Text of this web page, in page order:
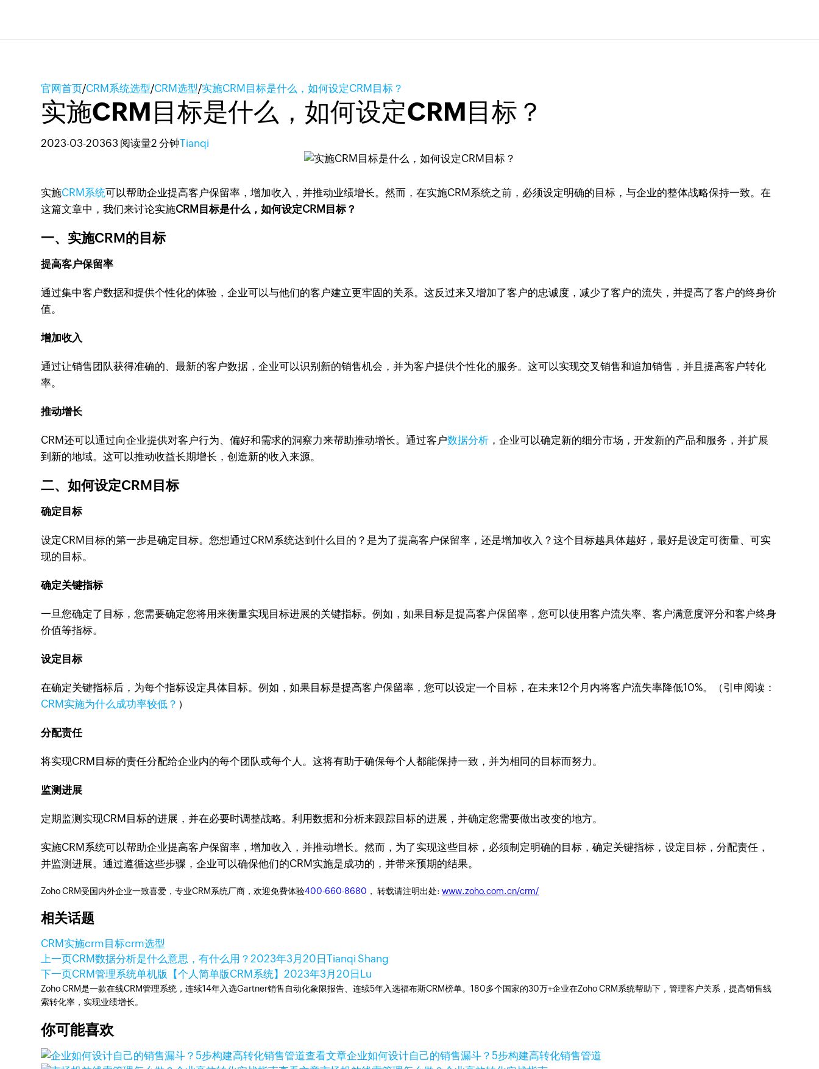
官网首页/CRM系统选型/CRM选型/实施CRM目标是什么，如何设定CRM目标？
实施CRM目标是什么，如何设定CRM目标？
2023-03-20363 阅读量2 分钟Tianqi
实施CRM系统可以帮助企业提高客户保留率，增加收入，并推动业绩增长。然而，在实施CRM系统之前，必须设定明确的目标，与企业的整体战略保持一致。在
这篇文章中，我们来讨论实施CRM目标是什么，如何设定CRM目标？
一、实施CRM的目标
提高客户保留率
通过集中客户数据和提供个性化的体验，企业可以与他们的客户建立更牢固的关系。这反过来又增加了客户的忠诚度，减少了客户的流失，并提高了客户的终身价
值。
增加收入
通过让销售团队获得准确的、最新的客户数据，企业可以识别新的销售机会，并为客户提供个性化的服务。这可以实现交叉销售和追加销售，并且提高客户转化
率。
推动增长
CRM还可以通过向企业提供对客户行为、偏好和需求的洞察力来帮助推动增长。通过客户数据分析 ，企业可以确定新的细分市场，开发新的产品和服务，并扩展
到新的地域。这可以推动收益长期增长，创造新的收入来源。
二、如何设定CRM目标
确定目标
设定CRM目标的第一步是确定目标。您想通过CRM系统达到什么目的？是为了提高客户保留率，还是增加收入？这个目标越具体越好，最好是设定可衡量、可实
现的目标。
确定关键指标
一旦您确定了目标，您需要确定您将用来衡量实现目标进展的关键指标。例如，如果目标是提高客户保留率，您可以使用客户流失率、客户满意度评分和客户终身
价值等指标。
设定目标
在确定关键指标后，为每个指标设定具体目标。例如，如果目标是提高客户保留率，您可以设定一个目标，在未来12个月内将客户流失率降低10%。（引申阅读：
CRM实施为什么成功率较低？ ）
分配责任
将实现CRM目标的责任分配给企业内的每个团队或每个人。这将有助于确保每个人都能保持一致，并为相同的目标而努力。
监测进展
定期监测实现CRM目标的进展，并在必要时调整战略。利用数据和分析来跟踪目标的进展，并确定您需要做出改变的地方。
实施CRM系统可以帮助企业提高客户保留率，增加收入，并推动增长。然而，为了实现这些目标，必须制定明确的目标，确定关键指标，设定目标，分配责任，
并监测进展。通过遵循这些步骤，企业可以确保他们的CRM实施是成功的，并带来预期的结果。
Zoho CRM受国内外企业一致喜爱，专业CRM系统厂商，欢迎免费体验400-660-8680 ， 转载请注明出处:www.zoho.com.cn/crm/
相关话题
CRM实施crm目标crm选型
上一页CRM数据分析是什么意思，有什么用？2023年3月20日Tianqi Shang
下一页CRM管理系统单机版【个人简单版CRM系统】2023年3月20日 Lu
Zoho CRM是一款在线CRM管理系统，连续14年入选Gartner销售自动化象限报告、连续5年入选福布斯CRM榜单。180多个国家的30万+企业在Zoho CRM系统帮助下，管理客户关系，提高销售线
索转化率，实现业绩增长。
你可能喜欢
查看文章企业如何设计自己的销售漏斗？5步构建高转化销售管道